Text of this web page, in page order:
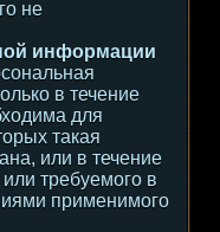
не
информации
в течение
для
такая
или в течение
требуемого в
применимого